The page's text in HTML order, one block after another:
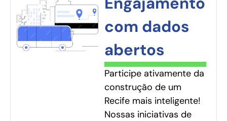
com dados
abertos
Participe ativamente da
construção de um
Recife mais inteligente!
Nossas iniciativas de